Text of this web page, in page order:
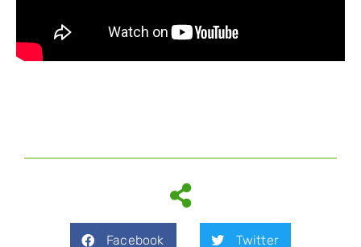
Facebook Twitter